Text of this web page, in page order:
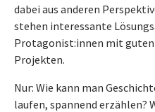
dabei aus anderen
stehen interessante
Protagonist:innen mit guten
Projekten.
Nur: Wie kann man
laufen, spannend erzählen?